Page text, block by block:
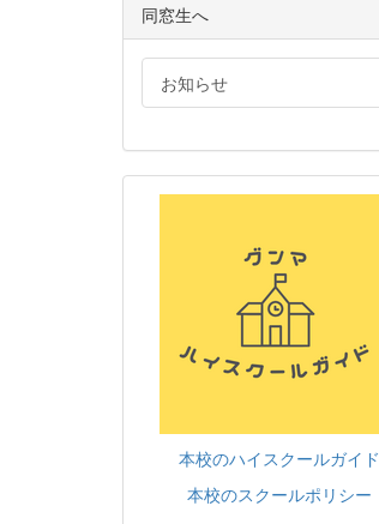
同窓生へ
お知らせ
本校のハイスクールガイド
本校のスクールポリシー